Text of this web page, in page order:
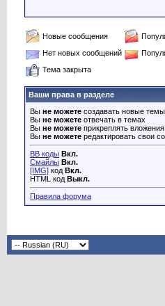
Новые сообщения
Нет новых сообщений
Тема закрыта
Ваши права в разделе
Вы не можете создавать новые темы
Вы не можете отвечать в темах
Вы не можете прикреплять вложения
Вы не можете редактировать свои
BB коды Вкл.
Смайлы Вкл.
[IMG] код Вкл.
HTML код Выкл.
Правила форума